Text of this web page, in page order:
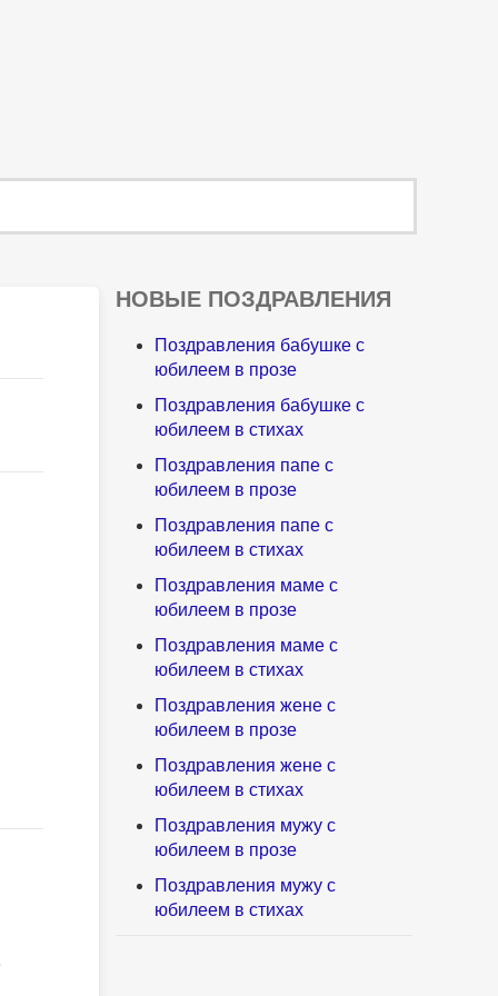
НОВЫЕ ПОЗДРАВЛЕНИЯ
Поздравления бабушке с
юбилеем в прозе
Поздравления бабушке с
юбилеем в стихах
Поздравления папе с
юбилеем в прозе
Поздравления папе с
юбилеем в стихах
Поздравления маме с
юбилеем в прозе
Поздравления маме с
юбилеем в стихах
Поздравления жене с
юбилеем в прозе
Поздравления жене с
юбилеем в стихах
Поздравления мужу с
юбилеем в прозе
Поздравления мужу с
юбилеем в стихах